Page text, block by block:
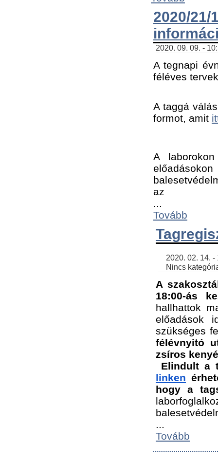
2020/
2020. 09. 09. -
A tegnapi
féléves
A taggá
formot, amit
A
az ﻿
Tovább
Nincs
A
18:00-ás
hallhattok
előadások
szükséges
félévnyitó
zsíros
Elindult a
linken
hogy a
Tovább